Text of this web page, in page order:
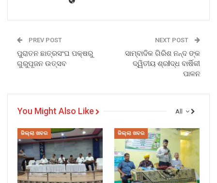
PREV POST
ପୁରାତନ ଛାତ୍ରସଂଘ ପକ୍ଷରୁ
ଗୁରୁପୂଜନ ଉତ୍ସବ
NEXT POST
ସାମ୍ବାଦିକ ଗିରିଶ ନନ୍ଦ ଙ୍କ
ଦ୍ୱିତୀୟ ଶ୍ରlଦ୍ଧ ବାର୍ଷିକୀ
ପାଳନ
All
You Might Also Like
ଜିଲ୍ଲା ଖବର ଜିଲ୍ଲା ଖବର